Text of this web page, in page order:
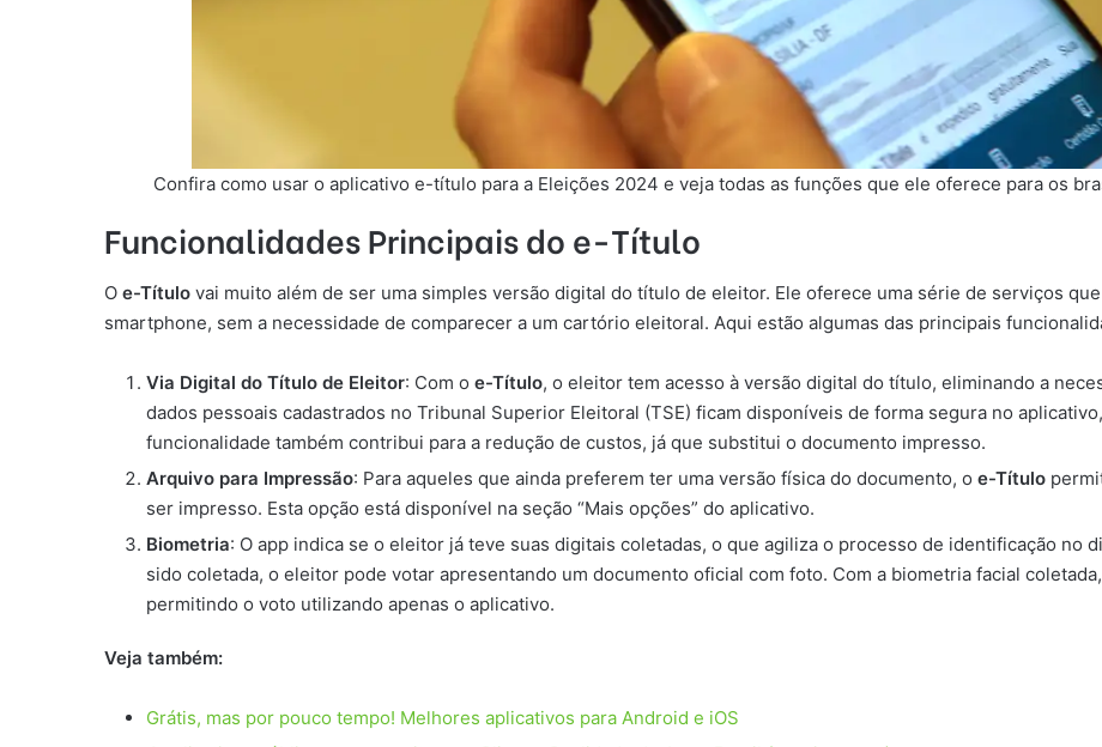
Confira como usar o aplicativo e-título para a Eleições 2024 e veja todas as funções que ele oferece para os
Funcionalidades Principais do e-Título
O e-Título vai muito além de ser uma simples versão digital do título de eleitor. Ele oferece uma série de serviços
smartphone, sem a necessidade de comparecer a um cartório eleitoral. Aqui estão algumas das principais
Via Digital do Título de Eleitor: Com o e-Título, o eleitor tem acesso à versão digital do título, eliminando a
dados pessoais cadastrados no Tribunal Superior Eleitoral (TSE) ficam disponíveis de forma segura no
funcionalidade também contribui para a redução de custos, já que substitui o documento impresso.
Arquivo para Impressão: Para aqueles que ainda preferem ter uma versão física do documento, o e-Título
ser impresso. Esta opção está disponível na seção “Mais opções” do aplicativo.
Biometria: O app indica se o eleitor já teve suas digitais coletadas, o que agiliza o processo de identificação no
sido coletada, o eleitor pode votar apresentando um documento oficial com foto. Com a biometria facial
permitindo o voto utilizando apenas o aplicativo.
Veja também:
Grátis, mas por pouco tempo! Melhores aplicativos para Android e iOS